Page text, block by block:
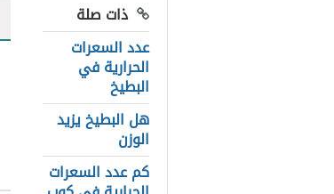
ذات صلة
عدد السعرات
الحرارية في
البطيخ
هل البطيخ يزيد
الوزن
كم عدد السعرات